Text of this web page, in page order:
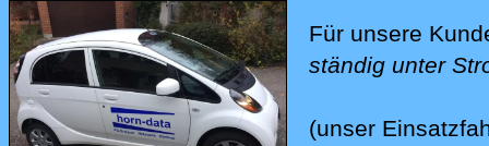
Für unsere
ständig unter
(unser